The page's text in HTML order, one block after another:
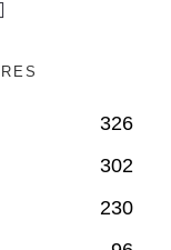
326
302
230